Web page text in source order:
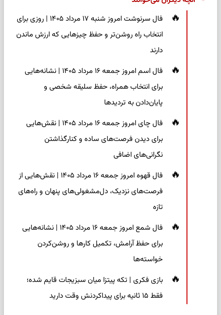
فال سرنوشت امروز شنبه ۱۷ مرداد ۱۴۰۵ | روزی برای
انتخاب راه روشن‌تر و حفظ چیزهایی که ارزش ماندن
دارند
فال اسم امروز جمعه ۱۶ مرداد ۱۴۰۵ | نشانه‌هایی
برای انتخاب همراه، حفظ سلیقه شخصی و
پایان‌دادن به تردیدها
فال چای امروز جمعه ۱۶ مرداد ۱۴۰۵ | نقش‌هایی
برای دیدن فرصت‌های ساده و کنارگذاشتن
نگرانی‌های اضافی
فال قهوه امروز جمعه ۱۶ مرداد ۱۴۰۵ | نقش‌هایی از
فرصت‌های نزدیک، دل‌مشغولی‌های پنهان و راه‌های
تازه
فال شمع امروز جمعه ۱۶ مرداد ۱۴۰۵ | نشانه‌هایی
برای حفظ آرامش، تکمیل کارها و روشن‌کردن
خواسته‌ها
بازی فکری | تکه پیتزا میان سبزیجات قایم شده؛
فقط ۱۵ ثانیه برای پیداکردنش وقت دارید